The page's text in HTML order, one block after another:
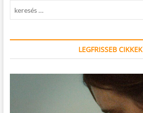
LEGFRISSEB CIKKEK